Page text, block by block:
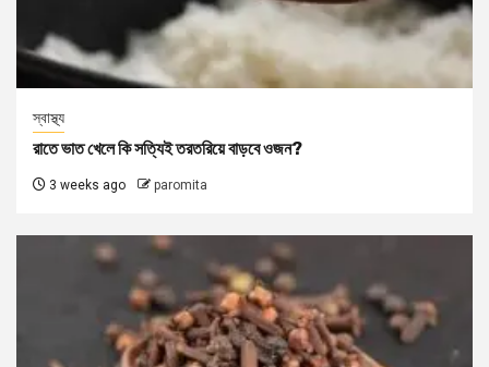
স্বাস্থ্য
রাতে ভাত খেলে কি সত্যিই তরতরিয়ে বাড়বে ওজন?
3 weeks ago paromita